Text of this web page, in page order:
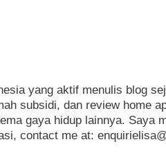
yang aktif menulis blog
subsidi, dan review home
gaya hidup lainnya. Saya
contact me at: